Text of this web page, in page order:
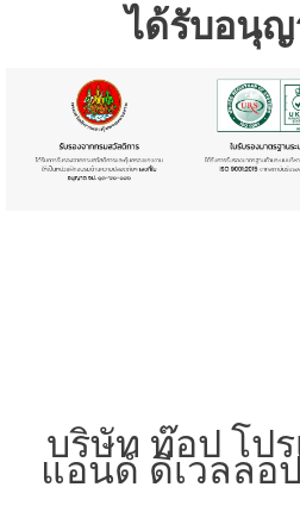
ได้รับอนุ
บริษัท ท๊อป โป
แอนด์ ดีเวลลอ